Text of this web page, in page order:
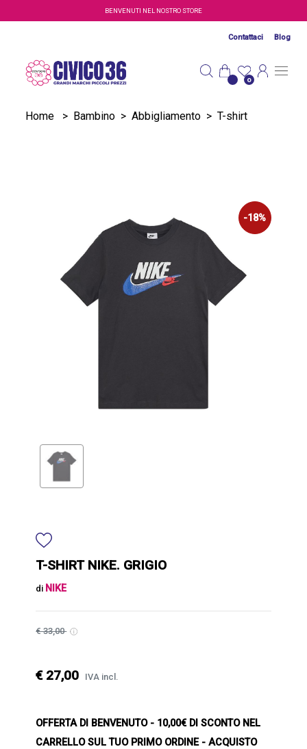
Salta al contenuto principaleBENVENUTI NEL NOSTRO STORE
Contattaci Blog
0
Home > Bambino > Abbigliamento > T-shirt
-18%
T-SHIRT NIKE. GRIGIO
di NIKE
€ 33,00
€ 27,00 IVA incl.
OFFERTA DI BENVENUTO- 10,00€ DI SCONTO NEL
CARRELLO SUL TUO PRIMO ORDINE - ACQUISTO